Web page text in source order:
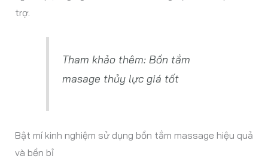
trợ.
Tham khảo thêm: Bồn tắm
masage thủy lực giá tốt
Bật mí kinh nghiệm sử dụng bồn tắm massage hiệu quả
và bền bỉ